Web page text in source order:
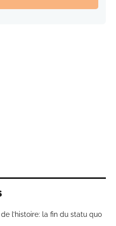
l’histoire: la fin du statu quo